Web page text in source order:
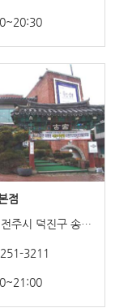
점
전북 전주시 덕진구 송천중앙로 33
3211